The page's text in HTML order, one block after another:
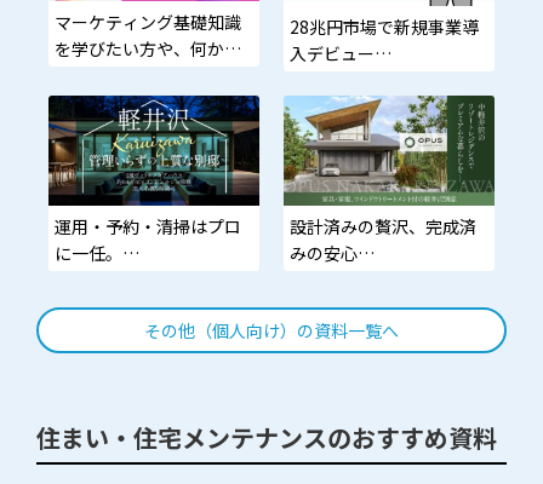
マーケティング基礎知識
を学びたい方や、何から
い方に最適
28兆円市場で新規事業導
入デビュー
低難易度・在庫不要。個
人でも年3,000万円を目指
せるモデル
「小さく始めて、大きく
残す。」
運用・予約・清掃はプロ
に一任。
愉しむだけ。
設計済みの贅沢、完成済
みの安心
み。家具・家電・カーテ
ン標準搭載の即入居モデ
ル。
その他（個人向け）の資料一覧へ
住まい・住宅メンテナンスのおすすめ資料